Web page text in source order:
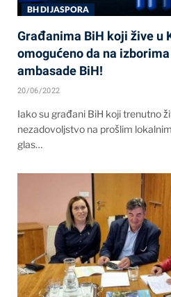
BH DIJASPORA
Građanima BiH koji žive u
omogućeno da na
ambasade BiH!
20/06/2022
Iako su građani BiH koji trenutno
nezadovoljstvo na prošlim
glas…